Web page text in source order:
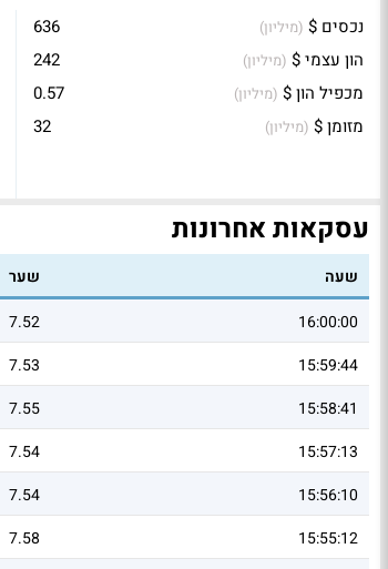
נכסים $ (מיליון)
636
הון עצמי $ (מיליון)
242
מכפיל הון $ (מיליון)
0.57
מזומן $ (מיליון) 32
עסקאות אחרונות
שעה שער
16:00:00
7.52
15:59:44
7.53
15:58:41
7.55
15:57:13
7.54
15:56:10
7.54
15:55:12
7.58